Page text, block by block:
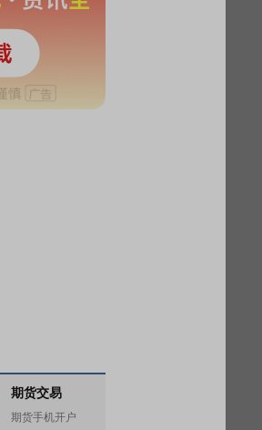
期货交易
期货手机开户